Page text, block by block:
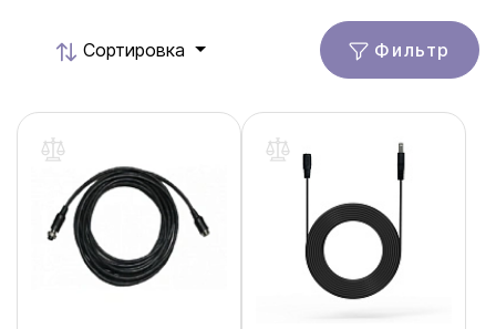
Cортировка Фильтр